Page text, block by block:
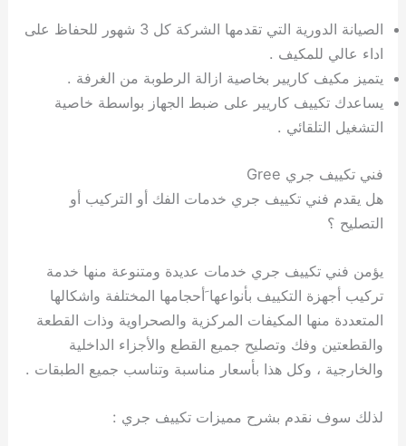
الصيانة الدورية التي تقدمها الشركة كل 3 شهور للحفاظ على
اداء عالي للمكيف .
يتميز مكيف كاريير بخاصية ازالة الرطوبة من الغرفة .
يساعدك تكييف كاريير على ضبط الجهاز بواسطة خاصية
التشغيل التلقائي .
فني تكييف جري Gree
هل يقدم فني تكييف جري خدمات الفك أو التركيب أو
التصليح ؟
يؤمن فني تكييف جري خدمات عديدة ومتنوعة منها خدمة
تركيب أجهزة التكييف بأنواعها َأحجامها المختلفة واشكالها
المتعددة منها المكيفات المركزية والصحراوية وذات القطعة
والقطعتين وفك وتصليح جميع القطع والأجزاء الداخلية
والخارجية ، وكل هذا بأسعار مناسبة وتناسب جميع الطبقات .
لذلك سوف نقدم بشرح مميزات تكييف جري :